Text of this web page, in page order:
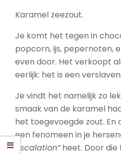
Karamel zeezout.
Je komt het tegen in
popcorn, ijs, pepernoten,
even door. Het verkoopt
eerlijk: het is een
Je vindt het namelijk zo
smaak van de karamel
het toegevoegde zout.
een fenomeen in je
escalation”heet. Door die